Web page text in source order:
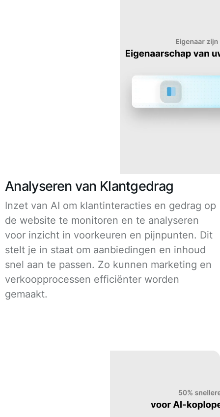
Analyseren van Klantgedrag
Inzet van AI om klantinteracties en gedrag op
de website te monitoren en te analyseren
voor inzicht in voorkeuren en pijnpunten. Dit
stelt je in staat om aanbiedingen en inhoud
snel aan te passen. Zo kunnen marketing en
verkoopprocessen efficiënter worden
gemaakt.